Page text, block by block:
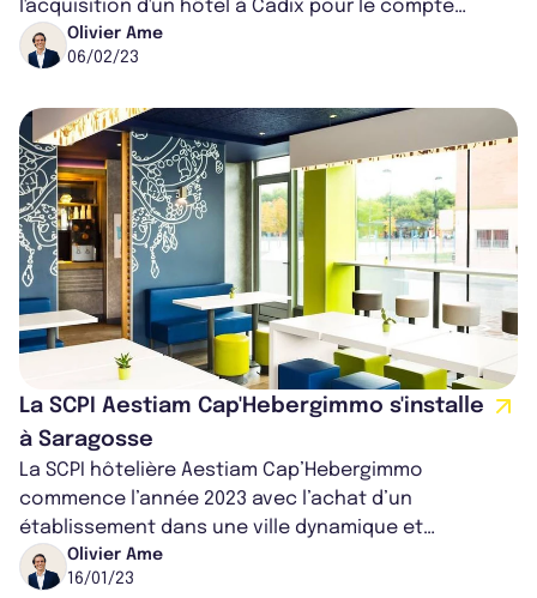
l'acquisition d'un hôtel à Cadix pour le compte
d'Aestiam Cap'Hébergimmo. Cette opérat...
Olivier Ame
06/02/23
La SCPI Aestiam Cap'Hebergimmo s'installe
à Saragosse
La SCPI hôtelière Aestiam Cap’Hebergimmo
commence l’année 2023 avec l’achat d’un
établissement dans une ville dynamique et
stratégique en Espagne. Découvrez cette dernière
acquisit...
Olivier Ame
16/01/23